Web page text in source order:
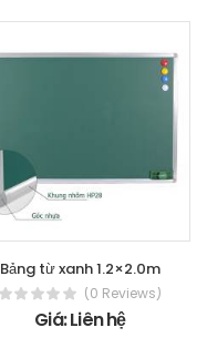
Bảng từ xanh 1.2×2.0m
(0 Reviews)
Giá: Liên hệ